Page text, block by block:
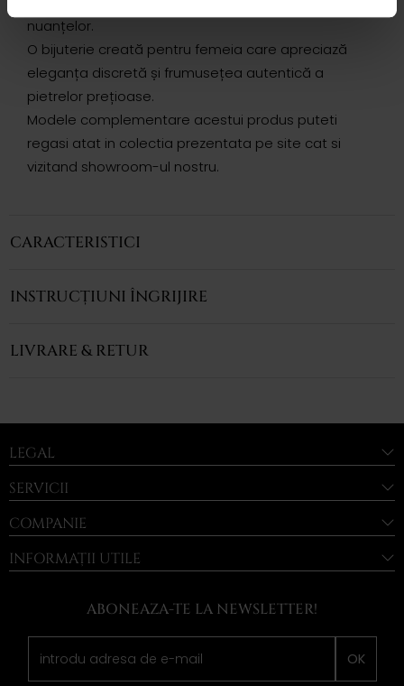
nuanțelor.
O bijuterie creată pentru femeia care apreciază
eleganța discretă și frumusețea autentică a
pietrelor prețioase.
Modele complementare acestui produs puteti
regasi atat in colectia prezentata pe site cat si
vizitand showroom-ul nostru.
CARACTERISTICI
INSTRUCȚIUNI ÎNGRIJIRE
LIVRARE & RETUR
LEGAL
SERVICII
COMPANIE
INFORMAȚII UTILE
ABONEAZA-TE LA NEWSLETTER!
OK